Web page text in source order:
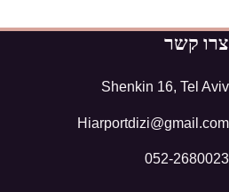
צרו קשר
Shenkin 16, Tel Aviv
Hiarportdizi@gmail.com
052-2680023